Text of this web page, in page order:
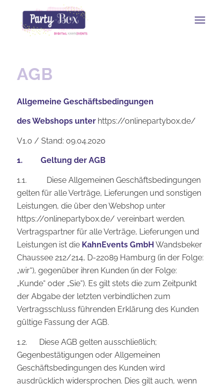
AGB
Allgemeine Geschäftsbedingungen
des Webshops unter https://onlinepartybox.de/
V1.0 / Stand: 09.04.2020
1. Geltung der AGB
1.1. Diese Allgemeinen Geschäftsbedingungen
gelten für alle Verträge, Lieferungen und sonstigen
Leistungen, die über den Webshop unter
https://onlinepartybox.de/ vereinbart werden.
Vertragspartner für alle Verträge, Lieferungen und
Leistungen ist die KahnEvents GmbH Wandsbeker
Chaussee 212/214, D-22089 Hamburg (in der Folge:
„wir“), gegenüber ihren Kunden (in der Folge:
„Kunde“ oder „Sie“). Es gilt stets die zum Zeitpunkt
der Abgabe der letzten verbindlichen zum
Vertragsschluss führenden Erklärung des Kunden
gültige Fassung der AGB.
1.2. Diese AGB gelten ausschließlich;
Gegenbestätigungen oder Allgemeinen
Geschäftsbedingungen des Kunden wird
ausdrücklich widersprochen. Dies gilt auch, wenn